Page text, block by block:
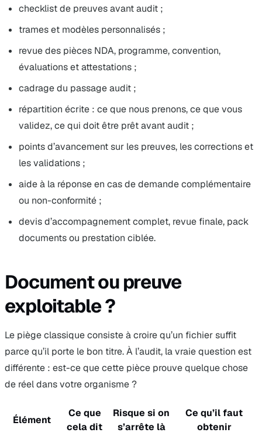
checklist de preuves avant audit ;
trames et modèles personnalisés ;
revue des pièces NDA, programme, convention,
évaluations et attestations ;
cadrage du passage audit ;
répartition écrite : ce que nous prenons, ce que vous
validez, ce qui doit être prêt avant audit ;
points d’avancement sur les preuves, les corrections et
les validations ;
aide à la réponse en cas de demande complémentaire
ou non-conformité ;
devis d’accompagnement complet, revue finale, pack
documents ou prestation ciblée.
Document ou preuve
exploitable ?
Le piège classique consiste à croire qu’un fichier suffit
parce qu’il porte le bon titre. À l’audit, la vraie question est
différente : est-ce que cette pièce prouve quelque chose
de réel dans votre organisme ?
Élément
Ce que
cela dit
Risque si on
s’arrête là
Ce qu’il faut
obtenir